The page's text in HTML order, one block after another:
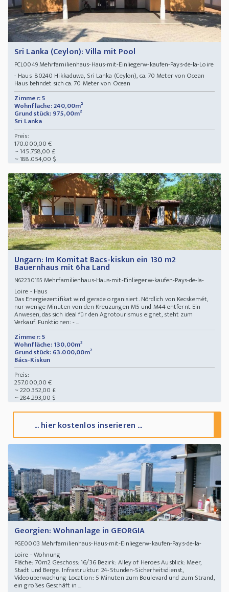
Sri Lanka (Ceylon): Villa mit Pool
PCL0049Mehrfamilienhaus-Haus-mit-Einliegerw-kaufen-Pays-de-la-Loire
- Haus 80240 Hikkaduwa, Sri Lanka (Ceylon), ca. 70 Meter von Ocean
Haus befindet sich ca. 70 Meter von Ocean
Zimmer: 5
Wohnfläche: 240,00m²
Grundstück: 975,00m²
Sri Lanka
Preis:
170.000,00 €
~ 145.758,00 £
~ 188.054,00 $
Ungarn: Im Komitat Bacs-kiskun ein 130 m2
Bauernhaus mit 6ha Land
N62230165 Mehrfamilienhaus-Haus-mit-Einliegerw-kaufen-Pays-de-la-
Loire - Haus
Das Energiezertifikat wird gerade organisiert. Nördlich von Kecskemét,
nur wenige Minuten von den Kreuzungen M5 und M44 entfernt Ein
Anwesen, das sich ideal für den Agrotourismus eignet, steht zum
Verkauf. Funktionen: - ...
Zimmer: 5
Wohnfläche: 130,00m²
Grundstück: 63.000,00m²
Bács-Kiskun
Preis:
257.000,00 €
~ 220.352,00 £
~ 284.293,00 $
... hier kostenlos inserieren ...
Georgien: Wohnanlage in GEORGIA
PGE0003 Mehrfamilienhaus-Haus-mit-Einliegerw-kaufen-Pays-de-la-
Loire - Wohnung
Fläche: 70m2 Geschoss: 16/36 Bezirk: Alley of Heroes Ausblick: Meer,
Stadt und Berge. Infrastruktur: 24-Stunden-Sicherheitsdienst,
Videoüberwachung Location: 5 Minuten zum Boulevard und zum Strand,
ein großes Geschäft in ...